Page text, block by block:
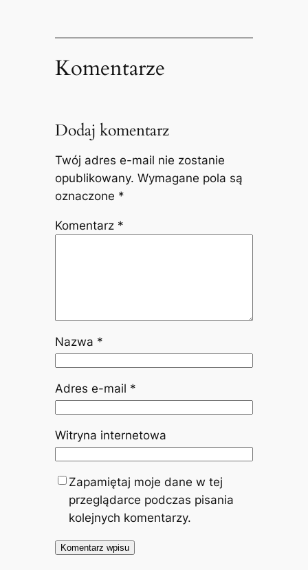
Komentarze
Dodaj komentarz
Twój adres e-mail nie zostanie
opublikowany. Wymagane pola są
oznaczone *
Komentarz *
Nazwa *
Adres e-mail *
Witryna internetowa
Zapamiętaj moje dane w tej
przeglądarce podczas pisania
kolejnych komentarzy.